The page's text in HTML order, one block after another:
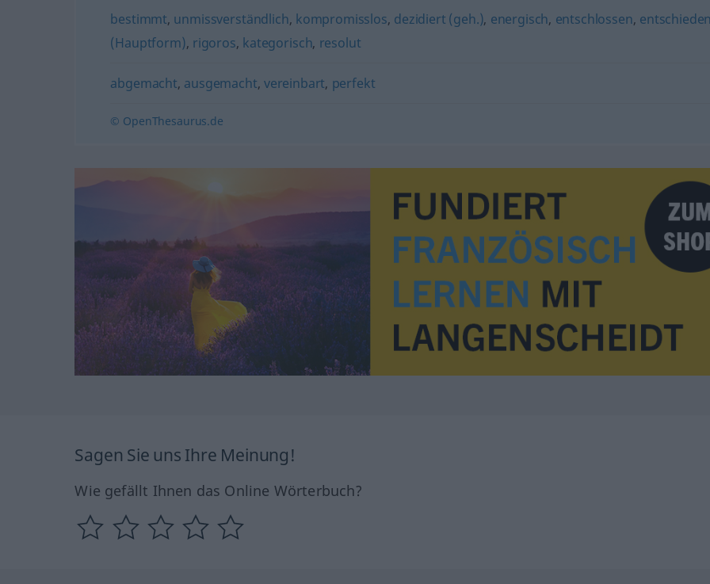
bestimmt, unmissverständlich, kompromisslos, dezidiert (geh.), energisch, entschlossen,
(Hauptform), rigoros, kategorisch, resolut
abgemacht, ausgemacht, vereinbart, perfekt
© OpenThesaurus.de
Sagen Sie uns Ihre Meinung!
Wie gefällt Ihnen das Online Wörterbuch?